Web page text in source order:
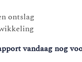
ontslag
vandaag nog